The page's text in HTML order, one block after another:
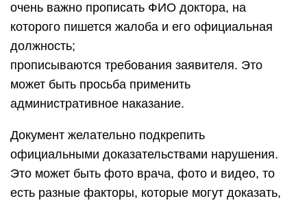
очень важно прописать ФИО доктора, на
которого пишется жалоба и его официальная
должность;
прописываются требования заявителя. Это
может быть просьба применить
административное наказание.
Документ желательно подкрепить
официальными доказательствами нарушения.
Это может быть фото врача, фото и видео, то
есть разные факторы, которые могут доказать,